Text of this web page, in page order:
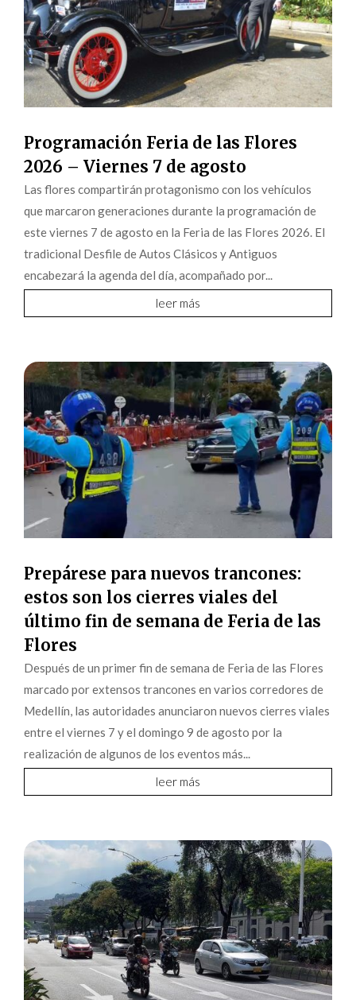
Programación Feria de las Flores
2026 – Viernes 7 de agosto
Las flores compartirán protagonismo con los vehículos
que marcaron generaciones durante la programación de
este viernes 7 de agosto en la Feria de las Flores 2026. El
tradicional Desfile de Autos Clásicos y Antiguos
encabezará la agenda del día, acompañado por...
leer más
Prepárese para nuevos trancones:
estos son los cierres viales del
último fin de semana de Feria de las
Flores
Después de un primer fin de semana de Feria de las Flores
marcado por extensos trancones en varios corredores de
Medellín, las autoridades anunciaron nuevos cierres viales
entre el viernes 7 y el domingo 9 de agosto por la
realización de algunos de los eventos más...
leer más